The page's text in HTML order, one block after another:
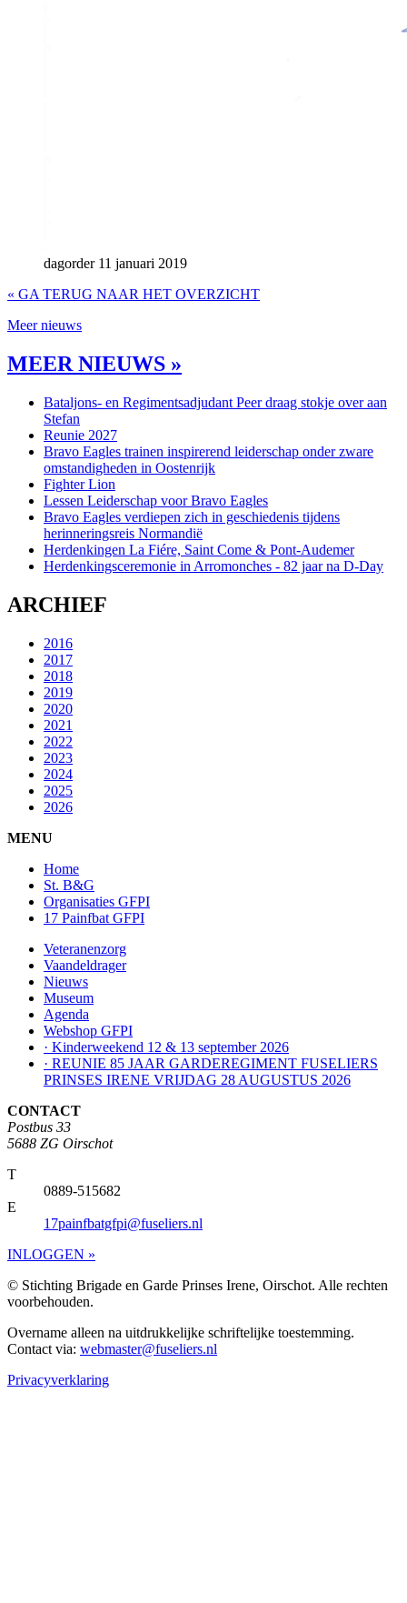
dagorder 11 januari 2019
« GA TERUG NAAR HET OVERZICHT
Meer nieuws
MEER NIEUWS »
Bataljons- en Regimentsadjudant Peer draag stokje over aan
Stefan
Reunie 2027
Bravo Eagles trainen inspirerend leiderschap onder zware
omstandigheden in Oostenrijk
Fighter Lion
Lessen Leiderschap voor Bravo Eagles
Bravo Eagles verdiepen zich in geschiedenis tijdens
herinneringsreis Normandië
Herdenkingen La Fiére, Saint Come & Pont-Audemer
Herdenkingsceremonie in Arromonches - 82 jaar na D-Day
ARCHIEF
2016
2017
2018
2019
2020
2021
2022
2023
2024
2025
2026
MENU
Home
St. B&G
Organisaties GFPI
17 Painfbat GFPI
Veteranenzorg
Vaandeldrager
Nieuws
Museum
Agenda
Webshop GFPI
· Kinderweekend 12 & 13 september 2026
· REUNIE 85 JAAR GARDEREGIMENT FUSELIERS
PRINSES IRENE VRIJDAG 28 AUGUSTUS 2026
CONTACT
Postbus 33
5688 ZG Oirschot
T
0889-515682
E
17painfbatgfpi@fuseliers.nl
INLOGGEN »
© Stichting Brigade en Garde Prinses Irene, Oirschot. Alle rechten
voorbehouden.
Overname alleen na uitdrukkelijke schriftelijke toestemming.
Contact via: webmaster@fuseliers.nl
Privacyverklaring